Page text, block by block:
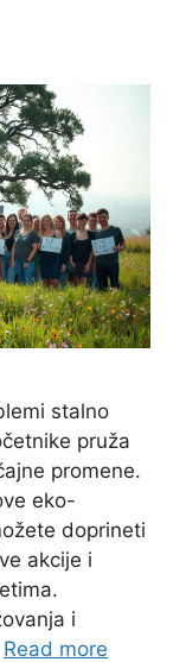
stalno
pruža
promene.
eko-
doprineti
akcije i
i
Read more